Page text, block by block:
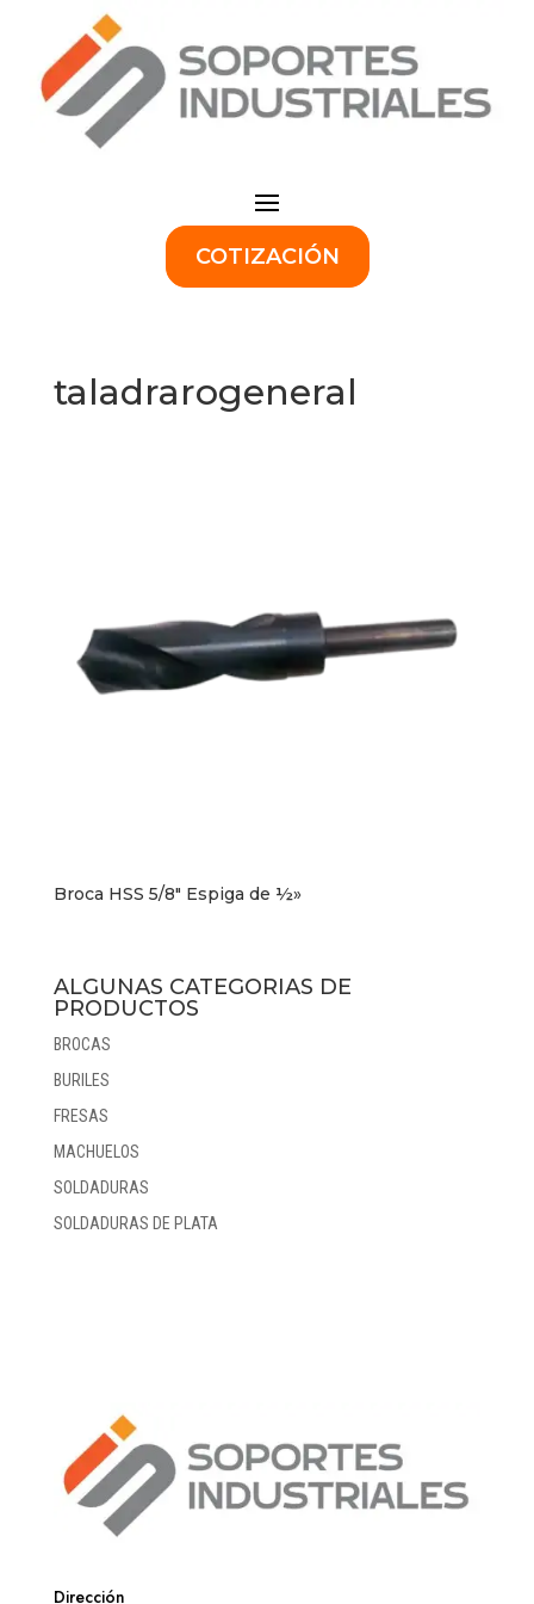
COTIZACIÓN
taladrarogeneral
Broca HSS 5/8″ Espiga de ½»
ALGUNAS CATEGORIAS DE
PRODUCTOS
BROCAS
BURILES
FRESAS
MACHUELOS
SOLDADURAS
SOLDADURAS DE PLATA
Dirección